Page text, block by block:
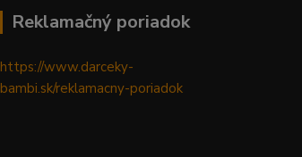
Reklamačný poriadok
https://www.darceky-
bambi.sk/reklamacny-poriadok